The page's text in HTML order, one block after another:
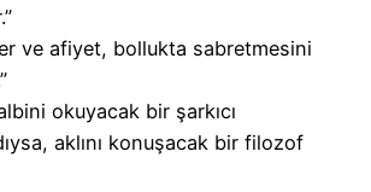
ve afiyet, bollukta sabretmesini
okuyacak bir şarkıcı
aklını konuşacak bir filozof